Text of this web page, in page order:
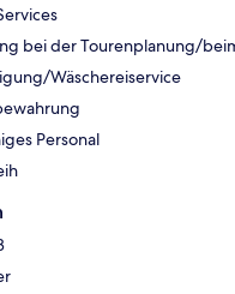
bei der Tourenplanung/
Wäschereiservice
Personal